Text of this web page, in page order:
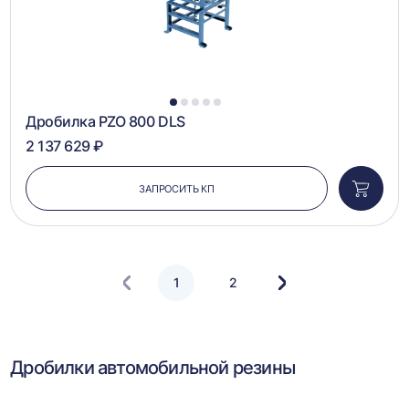
1 2 3 4 5
Дробилка PZO 800 DLS
2 137 629 ₽
ЗАПРОСИТЬ КП
в
1 2
Следующая
Дробилки автомобильной резины